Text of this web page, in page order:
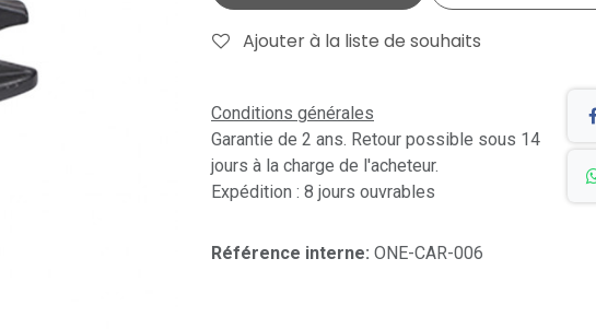
Ajouter à la liste de souhaits
Conditions générales
Garantie de 2 ans. Retour possible sous 14
jours à la charge de l'acheteur.
Expédition : 8 jours ouvrables
Référence interne: ONE-CAR-006